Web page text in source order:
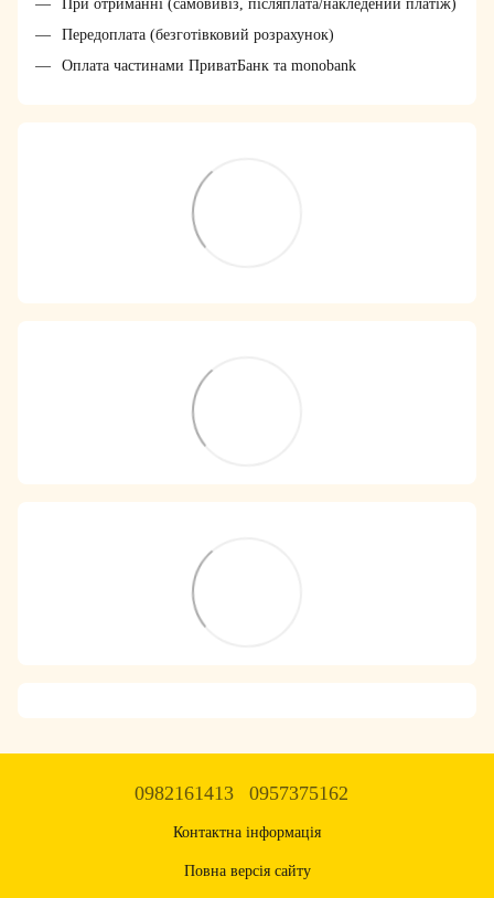
При отриманні (самовивіз, післяплата/накледений платіж)
Передоплата (безготівковий розрахунок)
Оплата частинами ПриватБанк та monobank
0982161413 0957375162
Контактна інформація
Повна версія сайту